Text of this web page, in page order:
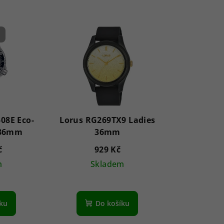
Eco-
Lorus RG269TX9 Ladies
36mm
929 Kč
Skladem
Do košíku